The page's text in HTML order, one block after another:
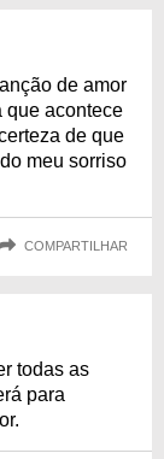
de amor
que acontece
de que
meu sorriso
COMPARTILHAR
todas as
para